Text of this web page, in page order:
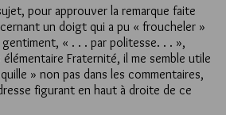
pour approuver la remarque faite
un doigt qui a pu « froucheler »
« . . . par politesse. . . »,
élémentaire Fraternité, il me semble utile
» non pas dans les commentaires,
figurant en haut à droite de ce